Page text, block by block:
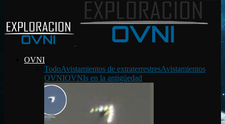
OVNI
TodoAvistamientos de extraterrestresAvistamientos
OVNIOVNIs en la antigüedad